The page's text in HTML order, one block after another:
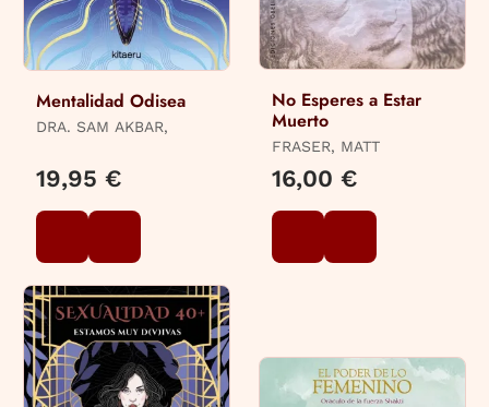
Mentalidad Odisea
DRA. SAM AKBAR,
19,95 €
No Esperes a Estar
Muerto
FRASER, MATT
16,00 €